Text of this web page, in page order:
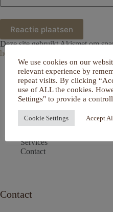
Reactie plaatsen
Deze site gebruikt Akismet om
hoe je reactie gegevens worden
Home
Over mij
Services
Contact
Contact
We use cookies on our
relevant experience by
repeat visits. By clicking
use of ALL the cookies.
Settings" to provide a
Cookie Settings Accept